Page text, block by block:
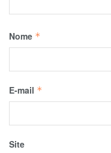
Nome *
E-mail *
Site